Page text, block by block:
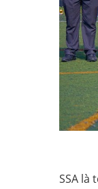
SSA là